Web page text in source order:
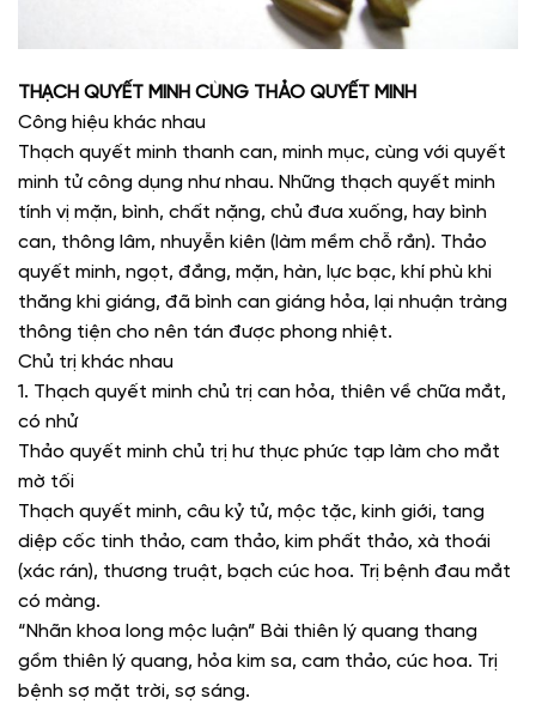
THẠCH QUYẾT MINH CÙNG THẢO QUYẾT MINH
Công hiệu khác nhau
Thạch quyết minh thanh can, minh mục, cùng với quyết
minh tử công dụng như nhau. Những thạch quyết minh
tính vị mặn, bình, chất nặng, chủ đưa xuống, hay bình
can, thông lâm, nhuyễn kiên (làm mềm chỗ rắn). Thảo
quyết minh, ngọt, đắng, mặn, hàn, lực bạc, khí phù khi
thăng khi giáng, đã bình can giáng hỏa, lại nhuận tràng
thông tiện cho nên tán được phong nhiệt.
Chủ trị khác nhau
1. Thạch quyết minh chủ trị can hỏa, thiên về chữa mắt,
có nhử
Thảo quyết minh chủ trị hư thực phức tạp làm cho mắt
mờ tối
Thạch quyết minh, câu kỷ tử, mộc tặc, kinh giới, tang
diệp cốc tinh thảo, cam thảo, kim phất thảo, xà thoái
(xác rán), thương truật, bạch cúc hoa. Trị bệnh đau mắt
có màng.
“Nhãn khoa long mộc luận” Bài thiên lý quang thang
gồm thiên lý quang, hỏa kim sa, cam thảo, cúc hoa. Trị
bệnh sợ mặt trời, sợ sáng.